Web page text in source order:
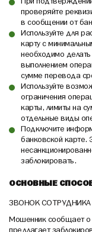
проверяйте
в сообщении от
Используйте для
карту с
необходимо
выполнением
сумме перевода
Используйте
ограничения
карты, лимиты на
отдельные виды
Подключите
банковской карте.
заблокировать.
ОСНОВНЫЕ
ЗВОНОК
Мошенник сообщает о